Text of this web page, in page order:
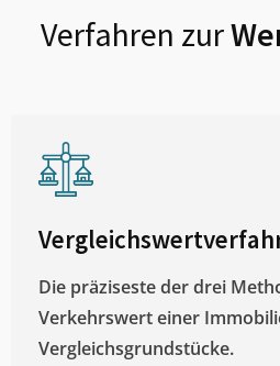
Verfahren zur
Die präziseste der drei
Verkehrswert einer
Vergleichsgrundstücke.